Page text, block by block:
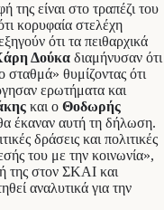
της είναι στο τραπέζι του
κορυφαία στελέχη
ότι τα πειθαρχικά
Δούκα διαμήνυσαν ότι
σταθμά» θυμίζοντας ότι
ερωτήματα και
και ο Θοδωρής
έκαναν αυτή τη δήλωση.
δράσεις και πολιτικές
του με την κοινωνία»,
της στον ΣΚΑΙ και
αναλυτικά για την